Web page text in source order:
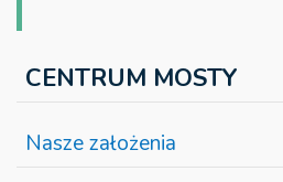
CENTRUM MOSTY
Nasze założenia